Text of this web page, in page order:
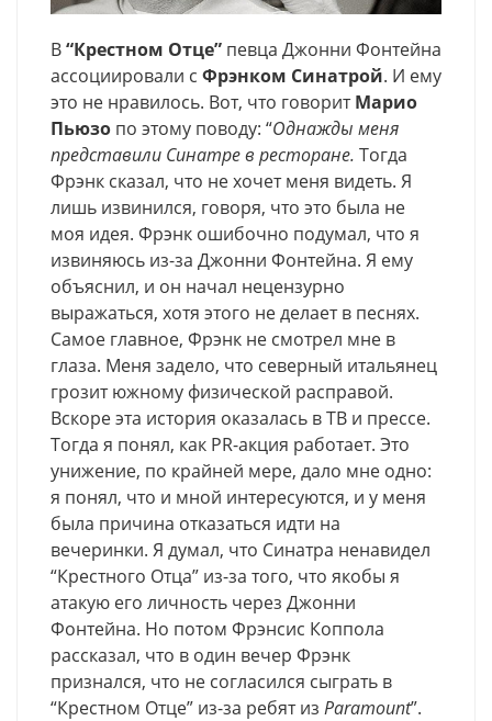
В“Крестном Отце” певца Джонни Фонтейна
ассоциировали с Фрэнком Синатрой. И ему
это не нравилось. Вот, что говоритМарио
Пьюзо по этому поводу: “Однажды меня
представили Синатре в ресторане. Тогда
Фрэнк сказал, что не хочет меня видеть. Я
лишь извинился, говоря, что это была не
моя идея. Фрэнк ошибочно подумал, что я
извиняюсь из-за Джонни Фонтейна. Я ему
объяснил, и он начал нецензурно
выражаться, хотя этого не делает в песнях.
Самое главное, Фрэнк не смотрел мне в
глаза. Меня задело, что северный итальянец
грозит южному физической расправой.
Вскоре эта история оказалась в ТВ и прессе.
Тогда я понял, как PR-акция работает. Это
унижение, по крайней мере, дало мне одно:
я понял, что и мной интересуются, и у меня
была причина отказаться идти на
вечеринки. Я думал, что Синатра ненавидел
“Крестного Отца” из-за того, что якобы я
атакую его личность через Джонни
Фонтейна. Но потом Фрэнсис Коппола
рассказал, что в один вечер Фрэнк
признался, что не согласился сыграть в
“Крестном Отце” из-за ребят из Paramount”.